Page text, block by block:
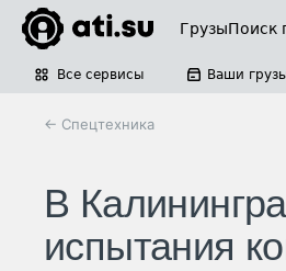
ГрузыПоиск
Все сервисы Ваши
← Спецтехника
В
испытания